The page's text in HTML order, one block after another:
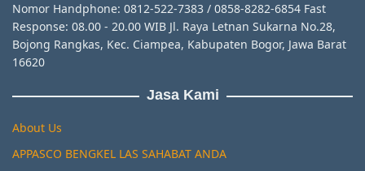
Nomor Handphone: 0812-522-7383 / 0858-8282-6854 Fast
Response: 08.00 - 20.00 WIB Jl. Raya Letnan Sukarna No.28,
Bojong Rangkas, Kec. Ciampea, Kabupaten Bogor, Jawa Barat
16620
Jasa Kami
About Us
APPASCO BENGKEL LAS SAHABAT ANDA